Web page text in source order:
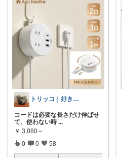
トリッコ｜好きな雑貨・インテリア
コードは必要な長さだけ伸ばせ
て、使わない時 ...
￥ 3,080～
0 0 58